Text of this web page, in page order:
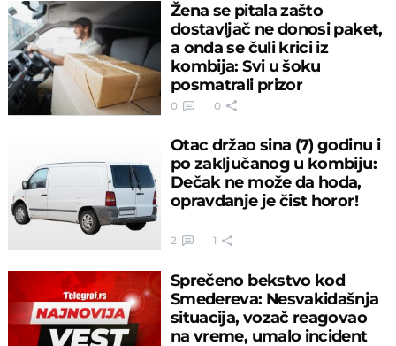
Žena se pitala zašto
dostavljač ne donosi paket,
a onda se čuli krici iz
kombija: Svi u šoku
posmatrali prizor
0 0
Otac držao sina (7) godinu i
po zaključanog u kombiju:
Dečak ne može da hoda,
opravdanje je čist horor!
2 1
Sprečeno bekstvo kod
Smedereva: Nesvakidašnja
situacija, vozač reagovao
na vreme, umalo incident